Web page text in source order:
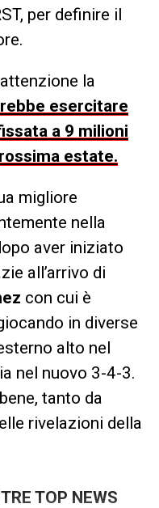
per definire il
la
esercitare
a 9 milioni
estate.
migliore
nella
aver iniziato
all’arrivo di
con cui è
in diverse
alto nel
nel nuovo 3-4-3.
tanto da
rivelazioni della
TOP NEWS